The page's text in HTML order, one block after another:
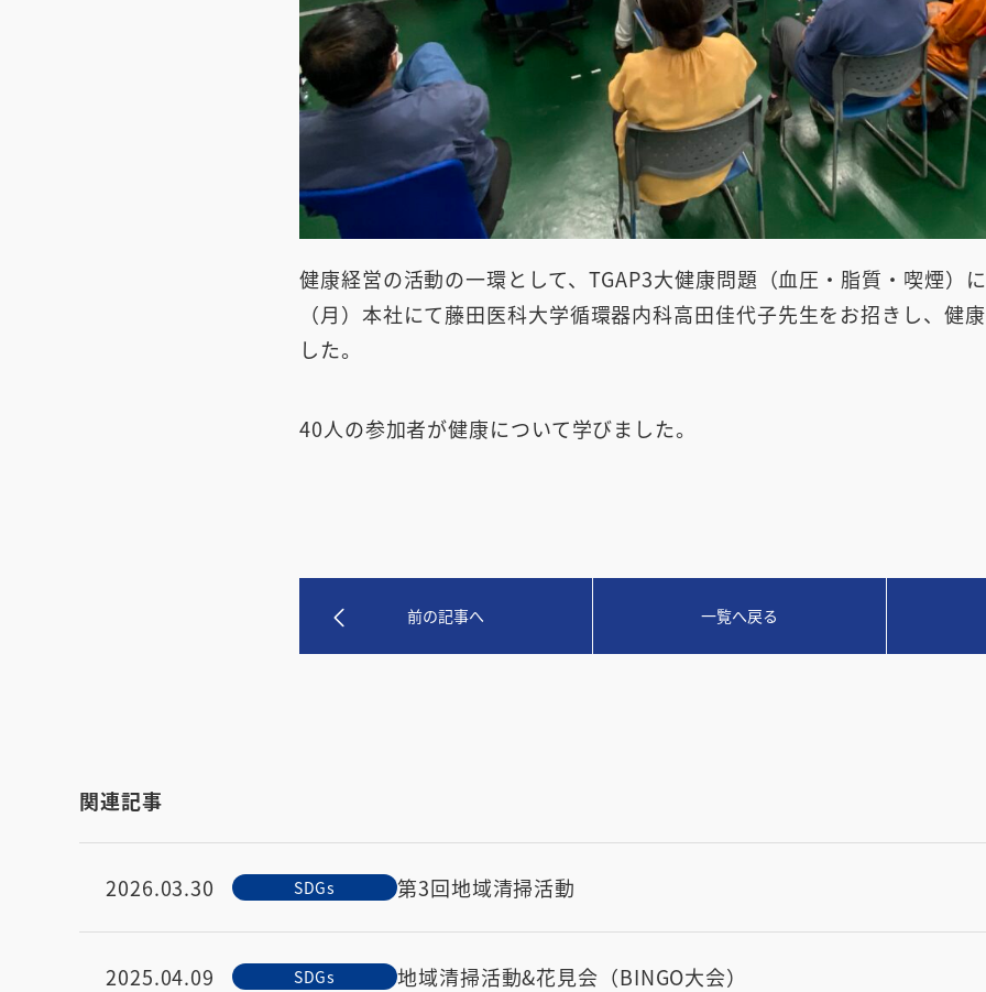
健康経営の活動の一環として、TGAP3大健康問題（血圧・脂質・喫煙）
（月）本社にて藤田医科大学循環器内科高田佳代子先生をお招きし、健
した。
40人の参加者が健康について学びました。
前の記事へ 一覧へ戻る
関連記事
2026.03.30 SDGs 第3回地域清掃活動
2025.04.09 SDGs 地域清掃活動&花見会（BINGO大会）